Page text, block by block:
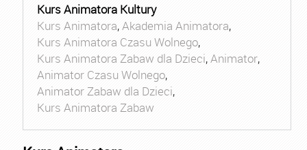
Kurs Animatora Kultury
Kurs Animatora,Akademia Animatora,
Kurs Animatora Czasu Wolnego,
Kurs Animatora Zabaw dla Dzieci,Animator,
Animator Czasu Wolnego,
Animator Zabaw dla Dzieci,
Kurs Animatora Zabaw